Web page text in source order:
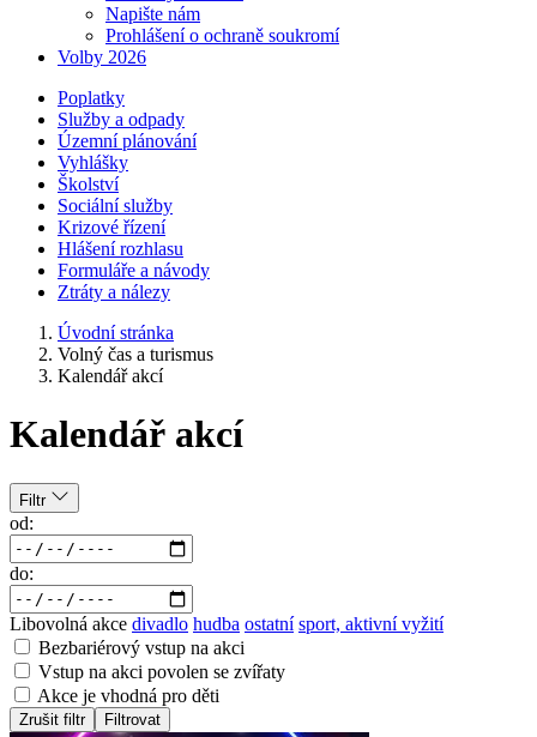
Napište nám
Prohlášení o ochraně soukromí
Volby 2026
Poplatky
Služby a odpady
Územní plánování
Vyhlášky
Školství
Sociální služby
Krizové řízení
Hlášení rozhlasu
Formuláře a návody
Ztráty a nálezy
Úvodní stránka
Volný čas a turismus
Kalendář akcí
Kalendář akcí
Filtr
od:
do:
Libovolná akce divadlo hudba ostatní sport, aktivní vyžití
Bezbariérový vstup na akci
Vstup na akci povolen se zvířaty
Akce je vhodná pro děti
Zrušit filtr Filtrovat